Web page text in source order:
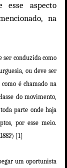
esse aspecto
na
ser conduzida como
ou deve ser
é chamado na
do movimento,
parte onde haja
por esse meio.
) [1]
um oportunista